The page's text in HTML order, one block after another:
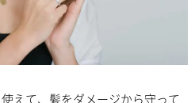
えて、髪をダメージから守って